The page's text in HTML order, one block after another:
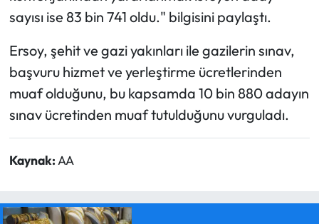
sayısı ise 83 bin 741 oldu." bilgisini paylaştı.
Ersoy, şehit ve gazi yakınları ile gazilerin sınav,
başvuru hizmet ve yerleştirme ücretlerinden
muaf olduğunu, bu kapsamda 10 bin 880 adayın
sınav ücretinden muaf tutulduğunu vurguladı.
Kaynak:AA